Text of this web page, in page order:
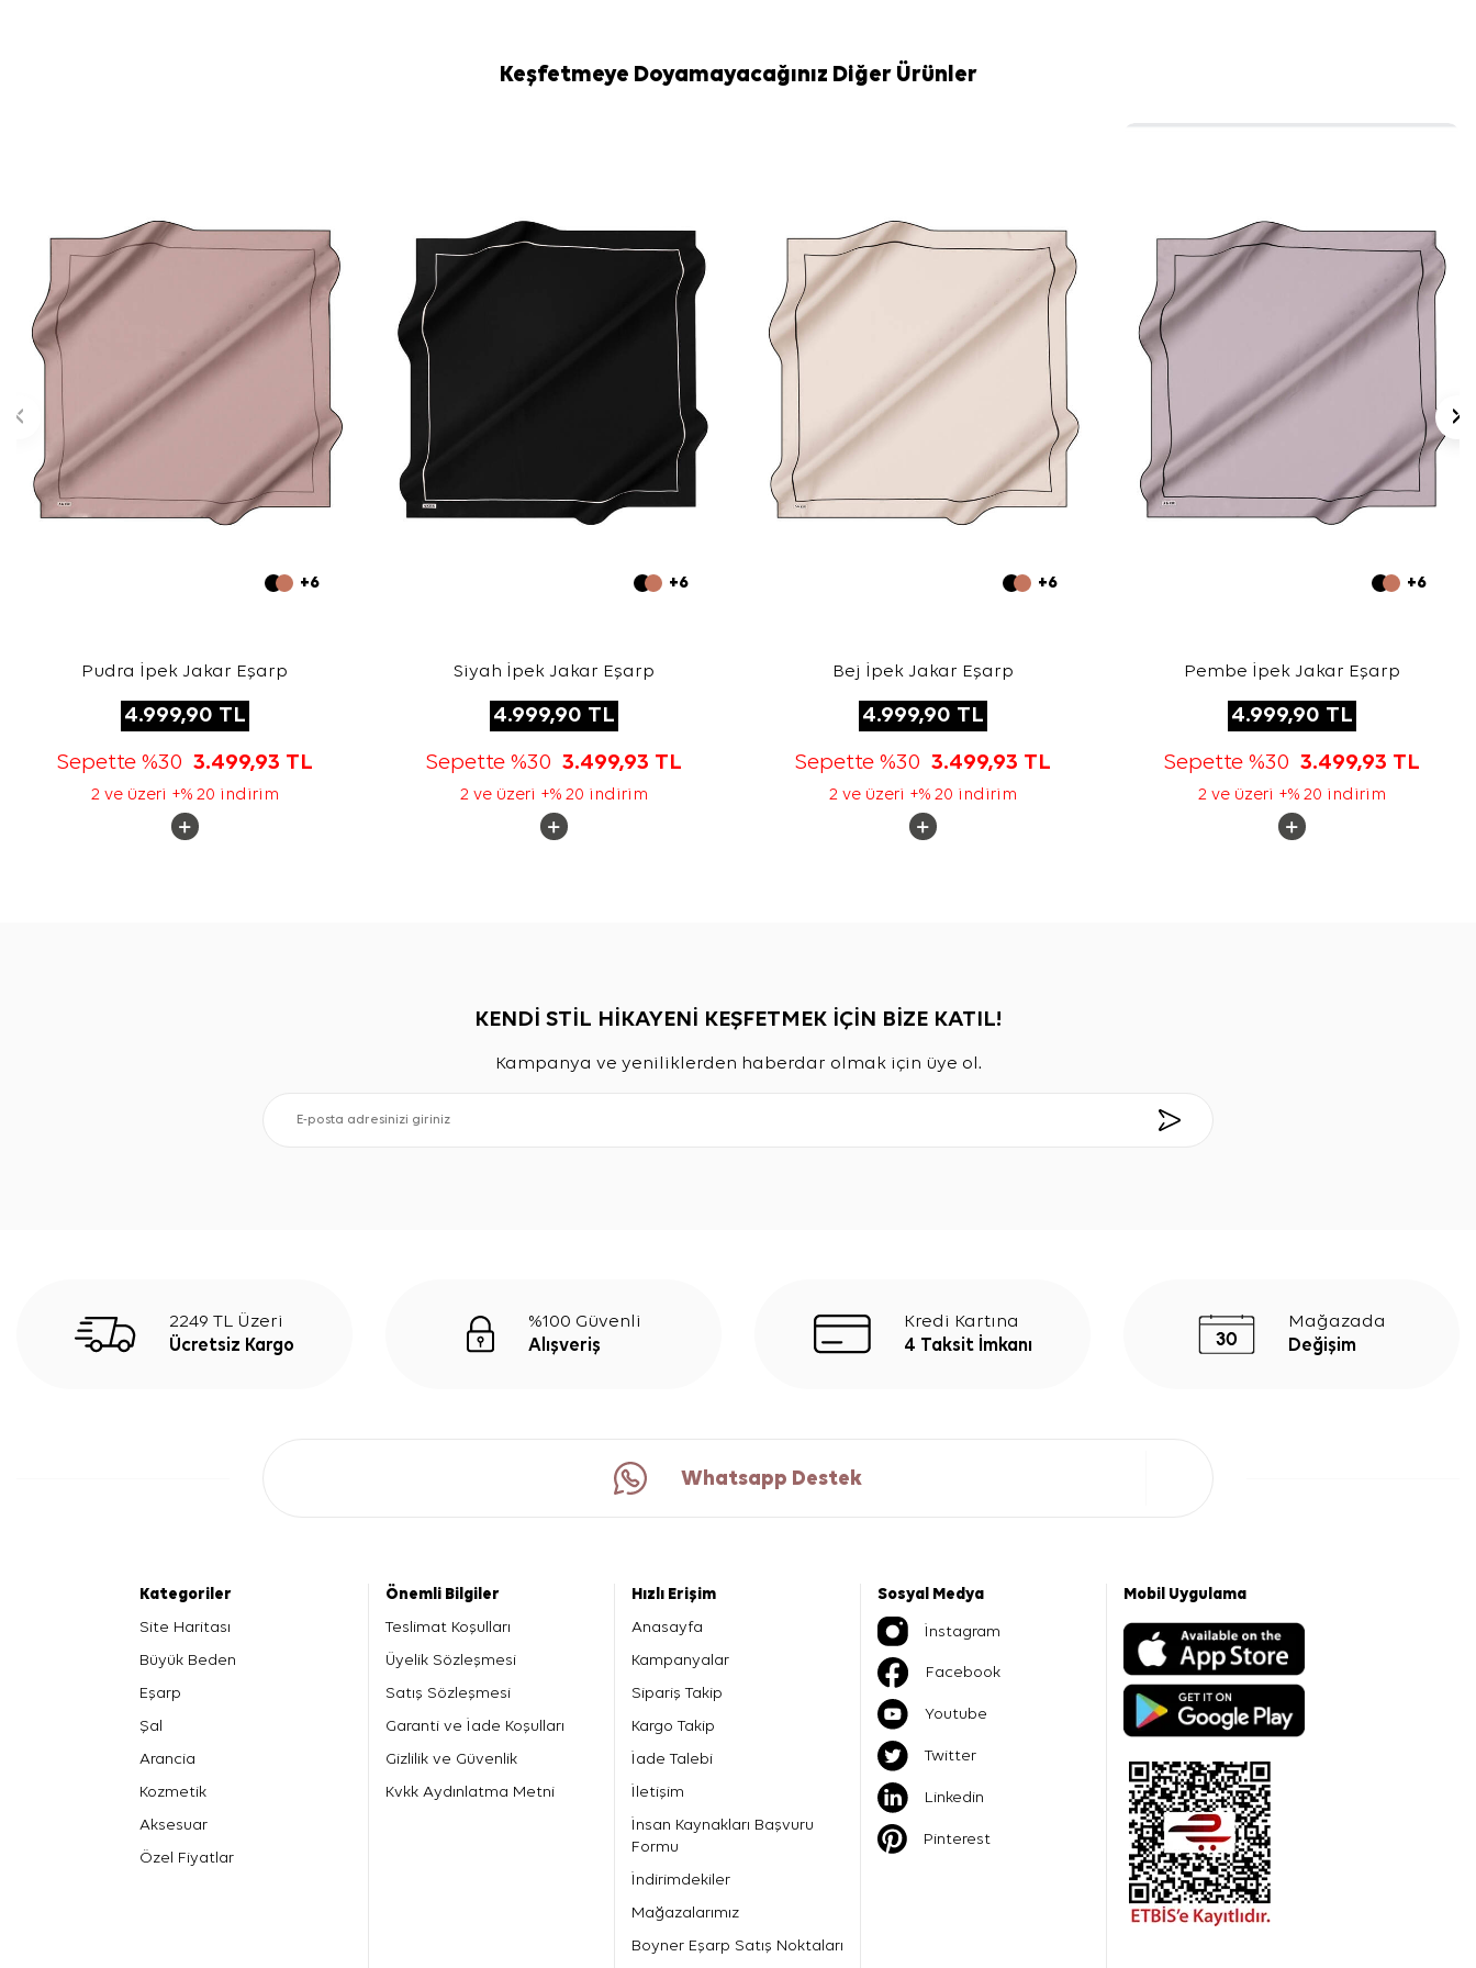
Bakım
tercih edebilirsiniz.
Bu eşarp hangi kombinlerle kullanılabilir?
Malzeme bilgisi nedir?
Keşfetmeye Doyamayacağınız Diğer Ürünler
+6
Pudra İpek Jakar Eşarp
4.999,90 TL
Sepette %30 3.499,93 TL
2 ve üzeri +% 20 indirim
+6
Siyah İpek Jakar Eşarp
4.999,90 TL
Sepette %30 3.499,93 TL
2 ve üzeri +% 20 indirim
+6
Bej İpek Jakar Eşarp
4.999,90 TL
Sepette %30 3.499,93 TL
2 ve üzeri +% 20 indirim
+6
Pembe İpek Jakar Eşarp
4.999,90 TL
Sepette %30 3.499,93 TL
2 ve üzeri +% 20 indirim
KENDİ STİL HİKAYENİ KEŞFETMEK İÇİN BİZE KATIL!
Kampanya ve yeniliklerden haberdar olmak için üye ol.
2249 TL Üzeri
Ücretsiz Kargo
%100 Güvenli
Alışveriş
Kredi Kartına
4 Taksit İmkanı
Mağazada
Değişim
Whatsapp Destek
Kategoriler
Site Haritası
Büyük Beden
Eşarp
Şal
Arancia
Kozmetik
Aksesuar
Özel Fiyatlar
Önemli Bilgiler
Teslimat Koşulları
Üyelik Sözleşmesi
Satış Sözleşmesi
Garanti ve İade Koşulları
Gizlilik ve Güvenlik
Kvkk Aydınlatma Metni
Hızlı Erişim
Anasayfa
Kampanyalar
Sipariş Takip
Kargo Takip
İade Talebi
İletişim
İnsan Kaynakları Başvuru
Formu
İndirimdekiler
Mağazalarımız
Boyner Eşarp Satış Noktaları
Sosyal Medya
İnstagram
Facebook
Youtube
Twitter
Linkedin
Pinterest
Mobil Uygulama